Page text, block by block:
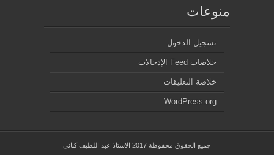
منوعات
تسجيل الدخول
خلاصات Feed الإدخالات
خلاصة التعليقات
WordPress.org
جميع الحقوق محفوظة 2017 الاستاذ عبد اللطيف كناني